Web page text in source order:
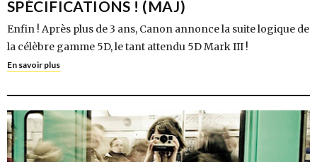
SPÉCIFICATIONS ! (MAJ)
Enfin ! Après plus de 3 ans, Canon annonce la suite logique de
la célèbre gamme 5D, le tant attendu 5D Mark III !
En savoir plus